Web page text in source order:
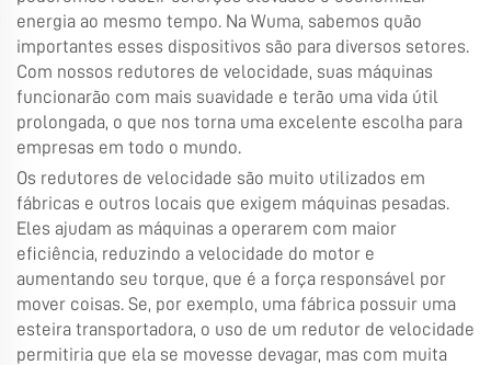
energia ao mesmo tempo. Na Wuma, sabemos quão
importantes esses dispositivos são para diversos setores.
Com nossos redutores de velocidade, suas máquinas
funcionarão com mais suavidade e terão uma vida útil
prolongada, o que nos torna uma excelente escolha para
empresas em todo o mundo.
Os redutores de velocidade são muito utilizados em
fábricas e outros locais que exigem máquinas pesadas.
Eles ajudam as máquinas a operarem com maior
eficiência, reduzindo a velocidade do motor e
aumentando seu torque, que é a força responsável por
mover coisas. Se, por exemplo, uma fábrica possuir uma
esteira transportadora, o uso de um redutor de velocidade
permitiria que ela se movesse devagar, mas com muita